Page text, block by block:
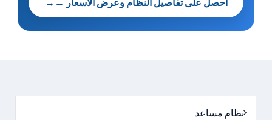
احصل على تفاصيل النظام وعرض الأسعار → →
نظام مساعد